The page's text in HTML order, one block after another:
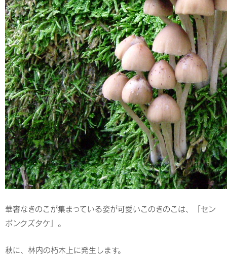
華奢なきのこが集まっている姿が可愛いこのきのこは、「セン
ボンクズタケ」。
秋に、林内の朽木上に発生します。